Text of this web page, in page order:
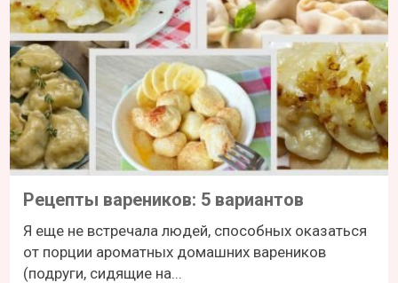
Рецепты вареников: 5 вариантов
Я еще не встречала людей, способных оказаться
от порции ароматных домашних вареников
(подруги, сидящие на...